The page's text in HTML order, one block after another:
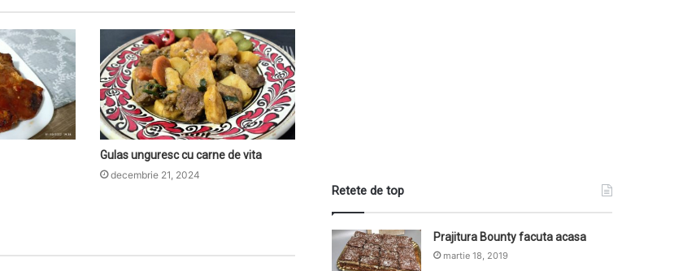
Gulas unguresc cu carne de vita
decembrie 21, 2024
Retete de top
Prajitura Bounty facuta acasa
martie 18, 2019